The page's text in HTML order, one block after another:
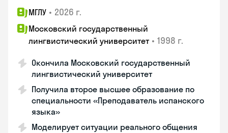
МГЛУ • 2026 г.
Московский государственный
лингвистический университет • 1998 г.
Окончила Московский государственный
лингвистический университет
Получила второе высшее образование по
специальности «Преподаватель испанского
языка»
Моделирует ситуации реального общения